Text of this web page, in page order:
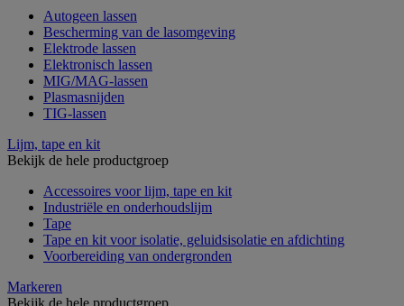
Autogeen lassen
Bescherming van de lasomgeving
Elektrode lassen
Elektronisch lassen
MIG/MAG-lassen
Plasmasnijden
TIG-lassen
Lijm, tape en kit
Bekijk de hele productgroep
Accessoires voor lijm, tape en kit
Industriële en onderhoudslijm
Tape
Tape en kit voor isolatie, geluidsisolatie en afdichting
Voorbereiding van ondergronden
Markeren
Bekijk de hele productgroep